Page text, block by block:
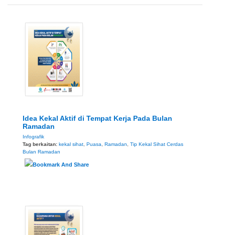
Idea Kekal Aktif di Tempat Kerja Pada Bulan
Ramadan
Infografik
Tag berkaitan: kekal sihat Puasa Ramadan
Tip Kekal Sihat Cerdas
Bulan Ramadan